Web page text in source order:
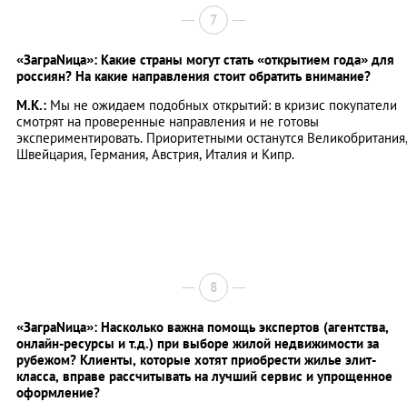
7
«ЗаграNица»: Какие страны могут стать «открытием года» для
россиян? На какие направления стоит обратить внимание?
М.К.: Мы не ожидаем подобных открытий: в кризис покупатели
смотрят на проверенные направления и не готовы
экспериментировать. Приоритетными останутся Великобритания,
Швейцария, Германия, Австрия, Италия и Кипр.
8
«ЗаграNица»: Насколько важна помощь экспертов (агентства,
онлайн-ресурсы и т.д.) при выборе жилой недвижимости за
рубежом? Клиенты, которые хотят приобрести жилье элит-
класса, вправе рассчитывать на лучший сервис и упрощенное
оформление?